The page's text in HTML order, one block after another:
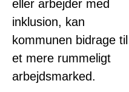
eller arbejder med
inklusion, kan
kommunen bidrage til
et mere rummeligt
arbejdsmarked.